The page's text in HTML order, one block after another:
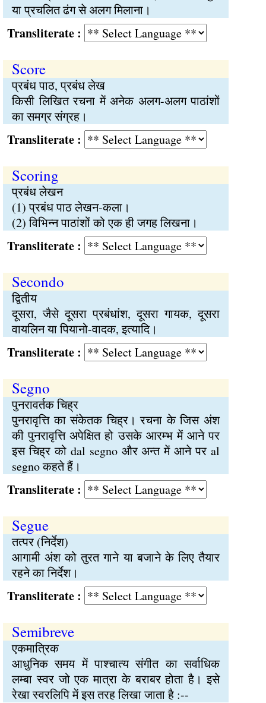
या प्रचलित ढंग से अलग मिलाना।
:
Score
प्रबंध पाठ, प्रबंध लेख
किसी लिखित रचना में अनेक अलग-अलग पाठांशों
का समग्र संग्रह।
:
Scoring
प्रबंध लेखन
(1) प्रबंध पाठ लेखन-कला।
(2) विभिन्न पाठांशों को एक ही जगह लिखना।
:
Secondo
द्वितीय
दूसरा, जैसे दूसरा प्रबंधांश, दूसरा गायक, दूसरा
वायलिन या पियानो-वादक, इत्यादि।
:
Segno
पुनरावर्तक चिह्र
पुनरावृत्ति का संकेतक चिह्र। रचना के जिस अंश
की पुनरावृत्ति अपेक्षित हो उसके आरम्भ में आने पर
इस चिह्र को dal segno और अन्त में आने पर al
segno कहते हैं।
:
Segue
तत्पर (निर्देश)
आगामी अंश को तुरत गाने या बजाने के लिए तैयार
रहने का निर्देश।
:
Semibreve
एकमात्रिक
आधुनिक समय में पाश्चात्य संगीत का सर्वाधिक
लम्बा स्वर जो एक मात्रा के बराबर होता है। इसे
रेखा स्वरलिपि में इस तरह लिखा जाता है :--